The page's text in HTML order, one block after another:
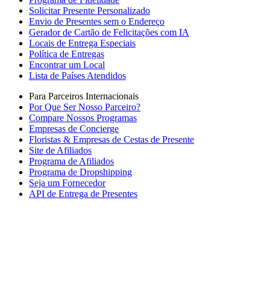
Solicitar Presente Personalizado
Envio de Presentes sem o Endereço
Gerador de Cartão de Felicitações com IA
Locais de Entrega Especiais
Política de Entregas
Encontrar um Local
Lista de Países Atendidos
Para Parceiros Internacionais
Por Que Ser Nosso Parceiro?
Compare Nossos Programas
Empresas de Concierge
Floristas & Empresas de Cestas de Presente
Site de Afiliados
Programa de Afiliados
Programa de Dropshipping
Seja um Fornecedor
API de Entrega de Presentes